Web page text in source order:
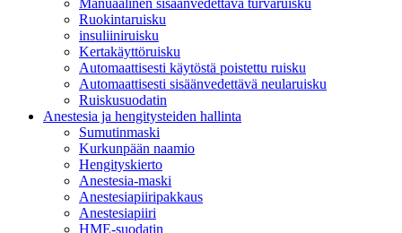
Ruokintaruisku
insuliiniruisku
Kertakäyttöruisku
Automaattisesti käytöstä poistettu ruisku
Automaattisesti sisäänvedettävä neularuisku
Ruiskusuodatin
Anestesia ja hengitysteiden hallinta
Sumutinmaski
Kurkunpään naamio
Hengityskierto
Anestesia-maski
Anestesiapiiripakkaus
Anestesiapiiri
HME-suodatin